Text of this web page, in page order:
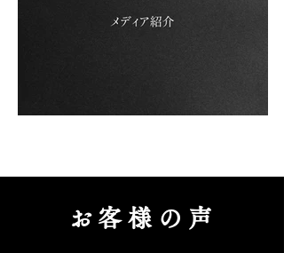
お客様の声